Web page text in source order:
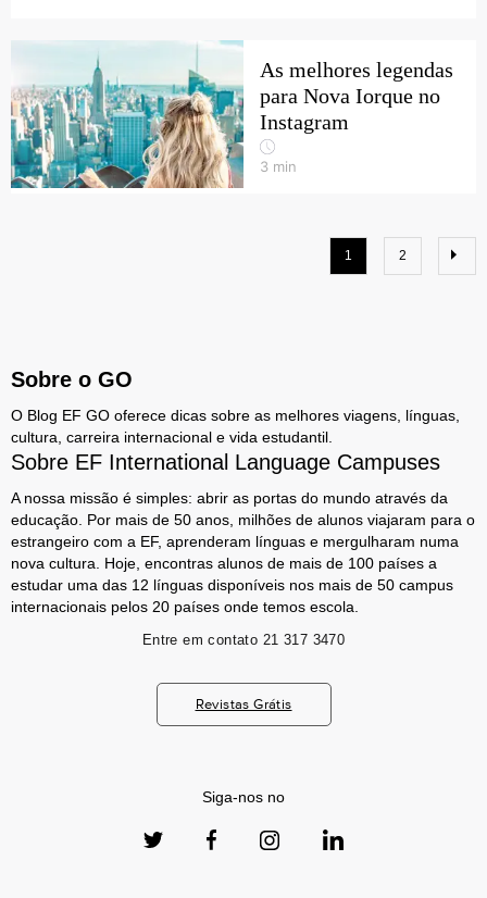
As melhores legendas
para Nova Iorque no
Instagram
3 min
1 2
Sobre o GO
O Blog EF GO oferece dicas sobre as melhores viagens, línguas,
cultura, carreira internacional e vida estudantil.
Sobre EF International Language Campuses
A nossa missão é simples: abrir as portas do mundo através da
educação. Por mais de 50 anos, milhões de alunos viajaram para o
estrangeiro com a EF, aprenderam línguas e mergulharam numa
nova cultura. Hoje, encontras alunos de mais de 100 países a
estudar uma das 12 línguas disponíveis nos mais de 50 campus
internacionais pelos 20 países onde temos escola.
Entre em contato 21 317 3470
Revistas Grátis
Siga-nos no